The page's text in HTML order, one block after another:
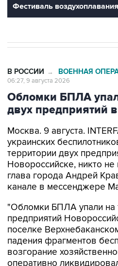
Фестиваль
В РОССИИ → ВОЕННАЯ
06:27, 9 августа 2026
Обломки БПЛА
двух предприятий
Москва. 9 августа.
украинских
территории двух
Новороссийске, никто
глава города Андрей
канале в мессенджере
"Обломки БПЛА упали на
предприятий
поселке
падения фрагментов
возгорание
оперативно